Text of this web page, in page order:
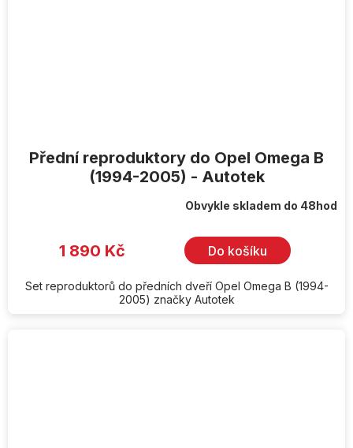
Přední reproduktory do Opel Omega B
(1994-2005) - Autotek
Obvykle skladem do 48hod
1 890 Kč Do košíku
Set reproduktorů do předních dveří Opel Omega B (1994-
2005) značky Autotek